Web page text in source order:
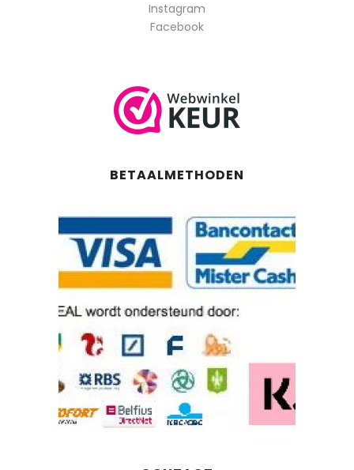
Instagram
Facebook
BETAALMETHODEN